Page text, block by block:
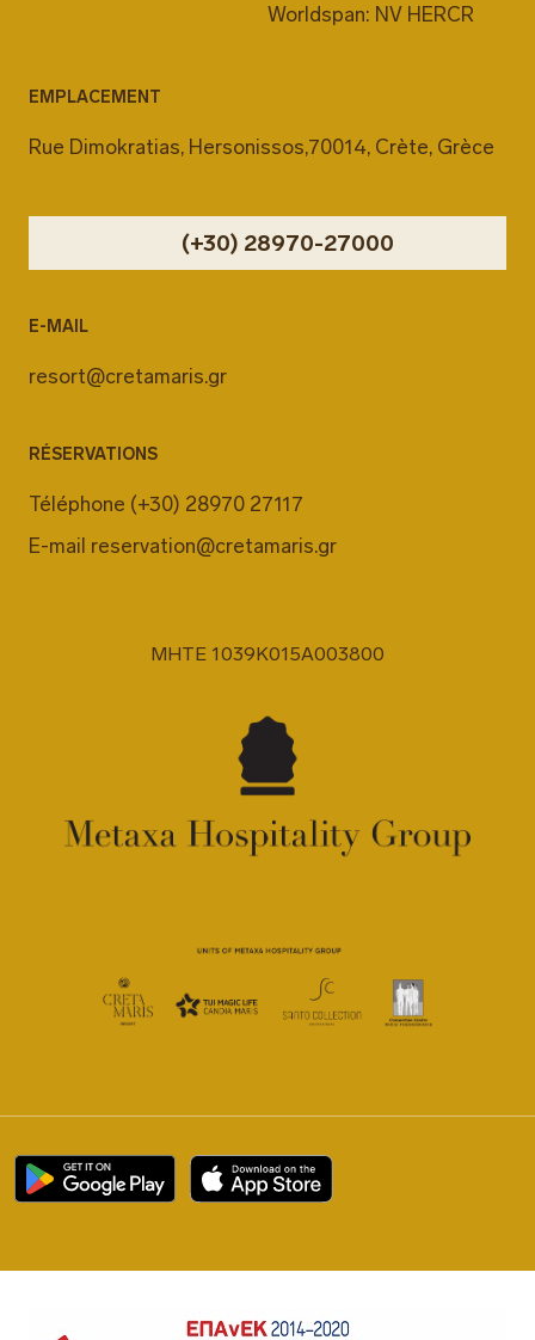
Worldspan: NV HERCR
EMPLACEMENT
Rue Dimokratias, Hersonissos,70014, Crète, Grèce
(+30) 28970-27000
E-MAIL
resort@cretamaris.gr
RÉSERVATIONS
Téléphone (+30) 28970 27117
E-mail reservation@cretamaris.gr
MHTE 1039K015A003800